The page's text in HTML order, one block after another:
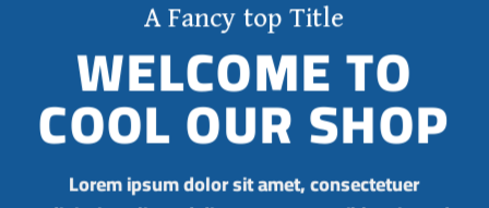
A Fancy top Title
WELCOME TO
COOL OUR SHOP
Lorem ipsum dolor sit amet, consectetuer